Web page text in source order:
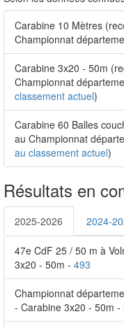
Carabine 10 Mètres
Championnat
Carabine 3x20 - 50m
Championnat
classement actuel)
Carabine 60 Balles
au Championnat
au classement actuel)
Résultats en
2025-2026 2024-
47e CdF 25 / 50 m à
3x20 - 50m - 493
Championnat
- Carabine 3x20 - 50m -